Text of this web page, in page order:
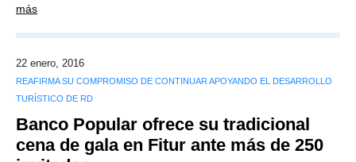
más
22 enero, 2016
REAFIRMA SU COMPROMISO DE CONTINUAR APOYANDO EL DESARROLLO
TURÍSTICO DE RD
Banco Popular ofrece su tradicional
cena de gala en Fitur ante más de 250